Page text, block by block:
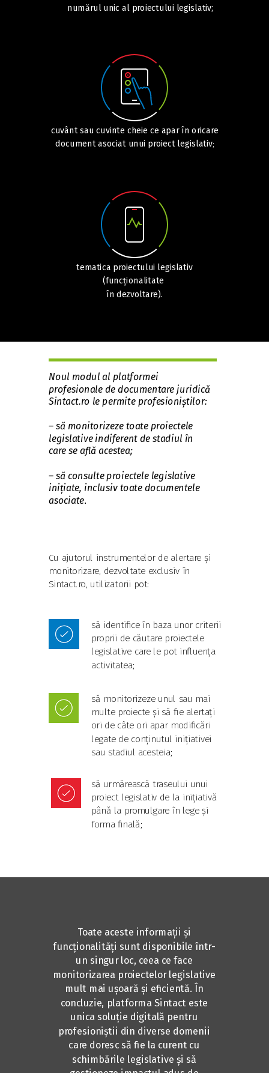
Toate aceste informații și
funcționalități sunt disponibile într-
un singur loc, ceea ce face
monitorizarea proiectelor legislative
mult mai ușoară și eficientă. În
concluzie, platforma Sintact este
unica soluție digitală pentru
profesioniștii din diverse domenii
care doresc să fie la curent cu
schimbările legislative și să
Cu ajutorul instrumentelor de alertare și
monitorizare, dezvoltate exclusiv în
Sintact.ro, utilizatorii pot:
Noul modul al platformei
profesionale de documentare juridică
Sintact.ro le permite profesioniștilor:
– să monitorizeze toate proiectele
legislative indiferent de stadiul în
care se află acestea;
– să consulte proiectele legislative
inițiate, inclusiv toate documentele
asociate.
să monitorizeze unul sau mai
multe proiecte și să fie alertați
ori de câte ori apar modificări
legate de conținutul inițiativei
sau stadiul acesteia;
să urmărească traseului unui
proiect legislativ de la inițiativă
până la promulgare în lege și
forma finală;
să identifice în baza unor criterii
proprii de căutare proiectele
legislative care le pot influența
activitatea;
cuvânt sau cuvinte cheie ce apar în oricare
document asociat unui proiect legislativ;
numărul unic al proiectului legislativ;
tematica proiectului legislativ
(funcționalitate
în dezvoltare).